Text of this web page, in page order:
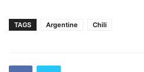
TAGS Argentine Chili